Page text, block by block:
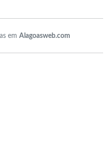
em Alagoasweb.com